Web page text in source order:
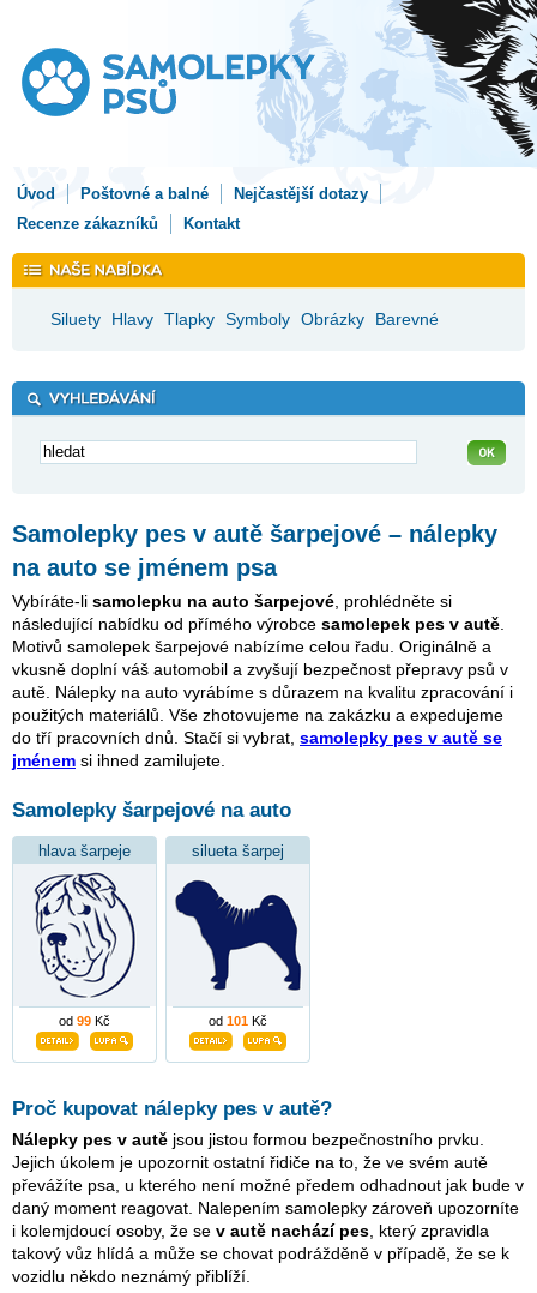
Úvod Poštovné a balné
Nejčastější dotazy
Recenze zákazníků
Kontakt
Siluety Hlavy Tlapky Symboly Obrázky Barevné
Samolepky pes v autě šarpejové – nálepky
na auto se jménem psa
Vybíráte-li samolepku na auto šarpejové , prohlédněte si
následující nabídku od přímého výrobce samolepek pes v autě
Motivů samolepek šarpejové nabízíme celou řadu. Originálně a
vkusně doplní váš automobil a zvyšují bezpečnost přepravy psů v
autě. Nálepky na auto vyrábíme s důrazem na kvalitu zpracování i
použitých materiálů. Vše zhotovujeme na zakázku a expedujeme
do tří pracovních dnů. Stačí si vybrat, samolepky pes v autě se
jménem si ihned zamilujete.
Samolepky šarpejové na auto
hlava šarpeje
od 99 Kč
silueta šarpej
od 101 Kč
Proč kupovat nálepky pes v autě?
Nálepky pes v autě jsou jistou formou bezpečnostního prvku.
Jejich úkolem je upozornit ostatní řidiče na to, že ve svém autě
převážíte psa, u kterého není možné předem odhadnout jak bude v
daný moment reagovat. Nalepením samolepky zároveň upozorníte
i kolemjdoucí osoby, že se v autě nachází pes , který zpravidla
takový vůz hlídá a může se chovat podrážděně v případě, že se k
vozidlu někdo neznámý přiblíží.